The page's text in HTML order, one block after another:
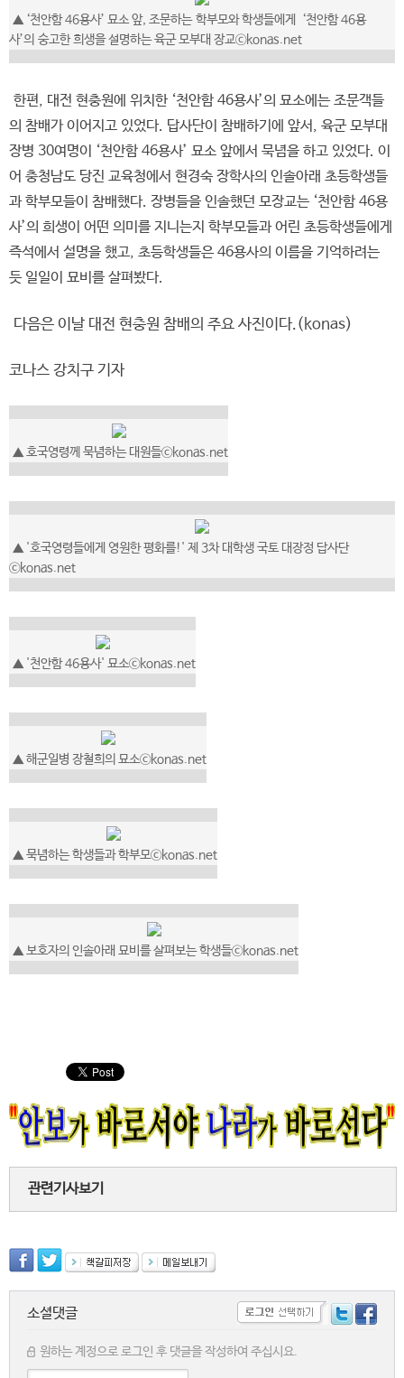
▲ ‘천안함 46용사’ 묘소 앞, 조문하는 학부모와 학생들에게 ‘천안함 46용
사’의 숭고한 희생을 설명하는 육군 모부대 장교ⓒkonas.net
한편, 대전 현충원에 위치한 ‘천안함 46용사’의 묘소에는 조문객들
의 참배가 이어지고 있었다. 답사단이 참배하기에 앞서, 육군 모부대
장병 30여명이 ‘천안함 46용사’ 묘소 앞에서 묵념을 하고 있었다. 이
어 충청남도 당진 교육청에서 현경숙 장학사의 인솔아래 초등학생들
과 학부모들이 참배했다. 장병들을 인솔했던 모장교는 ‘천안함 46용
사’의 희생이 어떤 의미를 지니는지 학부모들과 어린 초등학생들에게
즉석에서 설명을 했고, 초등학생들은 46용사의 이름을 기억하려는
듯 일일이 묘비를 살펴봤다.
다음은 이날 대전 현충원 참배의 주요 사진이다.(konas)
코나스 강치구 기자
▲ 호국영령께 묵념하는 대원들ⓒkonas.net
▲ '호국영령들에게 영원한 평화를!' 제 3차 대학생 국토 대장정 답사단
ⓒkonas.net
▲ '천안함 46용사' 묘소ⓒkonas.net
▲ 해군일병 장철희의 묘소ⓒkonas.net
▲ 묵념하는 학생들과 학부모ⓒkonas.net
▲ 보호자의 인솔아래 묘비를 살펴보는 학생들ⓒkonas.net
관련기사보기
소셜댓글
원하는 계정으로 로그인 후 댓글을 작성하여 주십시요.